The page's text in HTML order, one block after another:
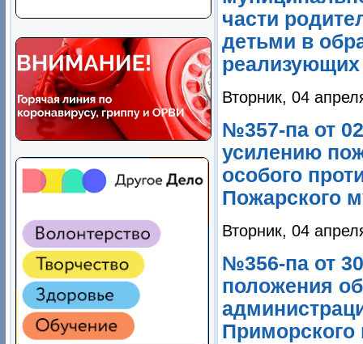
части
детьми в
Вторник, 04
№357-па от
усилению
особого
Пожарского
Вторник, 04
№356-па от
положения
Приморского